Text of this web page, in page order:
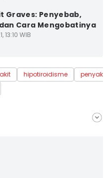
Graves: Penyebab,
Cara Mengobatinya
13:10 WIB
hipotiroidisme
penyakit